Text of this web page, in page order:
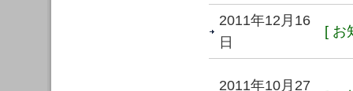
2011年12月16
日
[ お
2011年10月27